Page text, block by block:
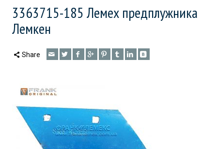
3363715-185 Лемех предплужника
Лемкен
Share